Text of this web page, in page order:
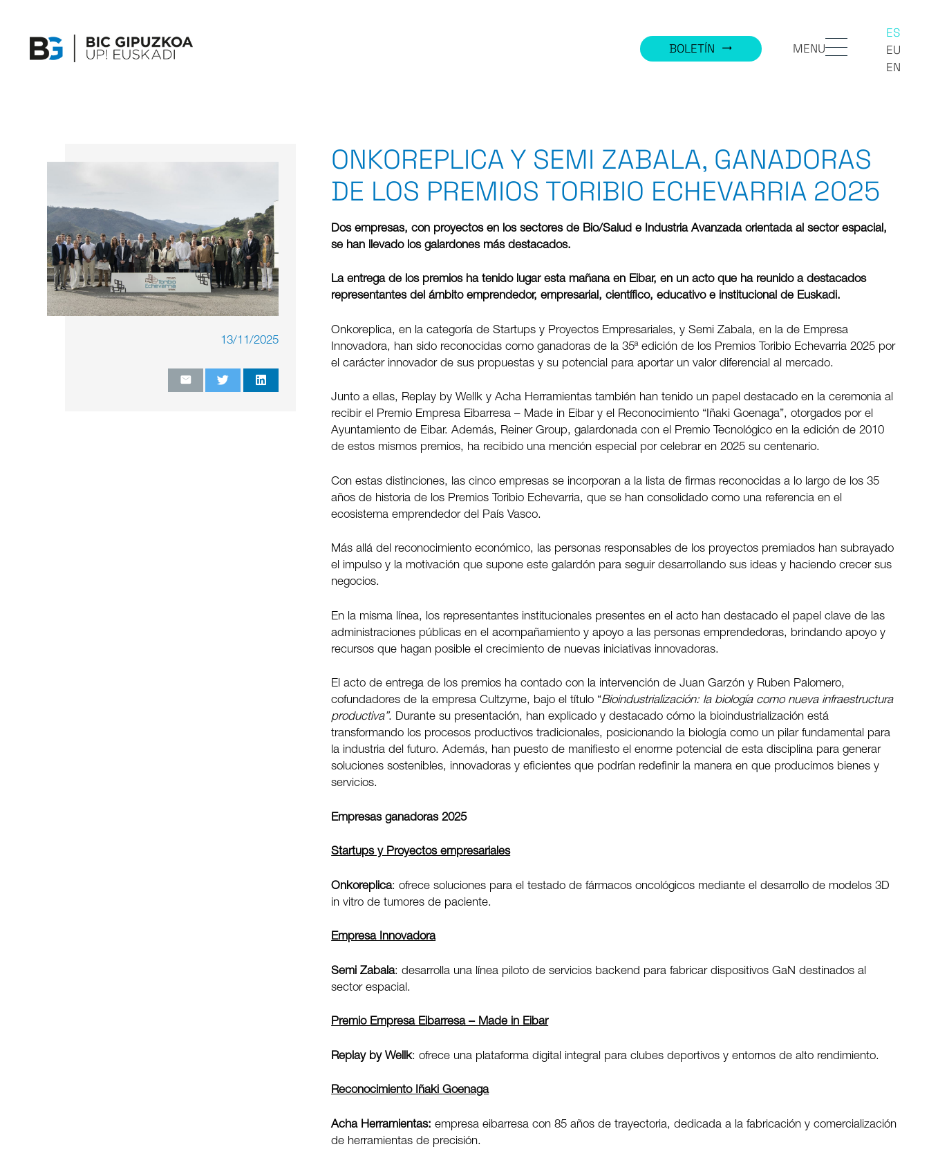
BOLETÍN trending_flat MENU
ES
EU
EN
13/11/2025
ONKOREPLICA Y SEMI ZABALA, GANADORAS
DE LOS PREMIOS TORIBIO ECHEVARRIA 2025
Dos empresas, con proyectos en los sectores de Bio/Salud e Industria Avanzada orientada al sector espacial,
se han llevado los galardones más destacados.
La entrega de los premios ha tenido lugar esta mañana en Eibar, en un acto que ha reunido a destacados
representantes del ámbito emprendedor, empresarial, científico, educativo e institucional de Euskadi.
Onkoreplica, en la categoría de Startups y Proyectos Empresariales, y Semi Zabala, en la de Empresa
Innovadora, han sido reconocidas como ganadoras de la 35ª edición de los Premios Toribio Echevarria 2025 por
el carácter innovador de sus propuestas y su potencial para aportar un valor diferencial al mercado.
Junto a ellas, Replay by Wellk y Acha Herramientas también han tenido un papel destacado en la ceremonia al
recibir el Premio Empresa Eibarresa – Made in Eibar y el Reconocimiento “Iñaki Goenaga”, otorgados por el
Ayuntamiento de Eibar. Además, Reiner Group, galardonada con el Premio Tecnológico en la edición de 2010
de estos mismos premios, ha recibido una mención especial por celebrar en 2025 su centenario.
Con estas distinciones, las cinco empresas se incorporan a la lista de firmas reconocidas a lo largo de los 35
años de historia de los Premios Toribio Echevarria, que se han consolidado como una referencia en el
ecosistema emprendedor del País Vasco.
Más allá del reconocimiento económico, las personas responsables de los proyectos premiados han subrayado
el impulso y la motivación que supone este galardón para seguir desarrollando sus ideas y haciendo crecer sus
negocios.
En la misma línea, los representantes institucionales presentes en el acto han destacado el papel clave de las
administraciones públicas en el acompañamiento y apoyo a las personas emprendedoras, brindando apoyo y
recursos que hagan posible el crecimiento de nuevas iniciativas innovadoras.
El acto de entrega de los premios ha contado con la intervención de Juan Garzón y Ruben Palomero,
cofundadores de la empresa Cultzyme, bajo el título “Bioindustrialización: la biología como nueva infraestructura
productiva”. Durante su presentación, han explicado y destacado cómo la bioindustrialización está
transformando los procesos productivos tradicionales, posicionando la biología como un pilar fundamental para
la industria del futuro. Además, han puesto de manifiesto el enorme potencial de esta disciplina para generar
soluciones sostenibles, innovadoras y eficientes que podrían redefinir la manera en que producimos bienes y
servicios.
Empresas ganadoras 2025
Startups y Proyectos empresariales
Onkoreplica: ofrece soluciones para el testado de fármacos oncológicos mediante el desarrollo de modelos 3D
in vitro de tumores de paciente.
Empresa Innovadora
Semi Zabala: desarrolla una línea piloto de servicios backend para fabricar dispositivos GaN destinados al
sector espacial.
Premio Empresa Eibarresa – Made in Eibar
Replay by Wellk: ofrece una plataforma digital integral para clubes deportivos y entornos de alto rendimiento.
Reconocimiento Iñaki Goenaga
Acha Herramientas:empresa eibarresa con 85 años de trayectoria, dedicada a la fabricación y comercialización
de herramientas de precisión.